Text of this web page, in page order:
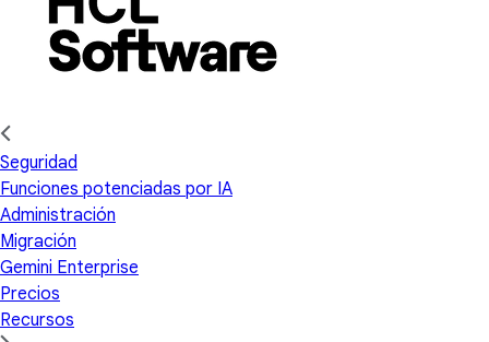
Seguridad
Funciones potenciadas por IA
Administración
Migración
Gemini Enterprise
Precios
Recursos